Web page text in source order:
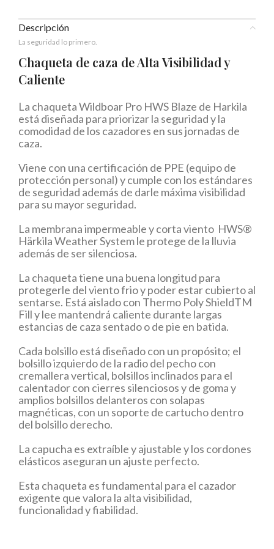
Descripción
La seguridad lo primero.
Chaqueta de caza de Alta Visibilidad y
Caliente
La chaqueta Wildboar Pro HWS Blaze de Harkila
está diseñada para priorizar la seguridad y la
comodidad de los cazadores en sus jornadas de
caza.
Viene con una certificación de PPE (equipo de
protección personal) y cumple con los estándares
de seguridad además de darle máxima visibilidad
para su mayor seguridad.
La membrana impermeable y corta viento HWS®
Härkila Weather System le protege de la lluvia
además de ser silenciosa.
La chaqueta tiene una buena longitud para
protegerle del viento frio y poder estar cubierto al
sentarse. Está aislado con Thermo Poly ShieldTM
Fill y lee mantendrá caliente durante largas
estancias de caza sentado o de pie en batida.
Cada bolsillo está diseñado con un propósito; el
bolsillo izquierdo de la radio del pecho con
cremallera vertical, bolsillos inclinados para el
calentador con cierres silenciosos y de goma y
amplios bolsillos delanteros con solapas
magnéticas, con un soporte de cartucho dentro
del bolsillo derecho.
La capucha es extraíble y ajustable y los cordones
elásticos aseguran un ajuste perfecto.
Esta chaqueta es fundamental para el cazador
exigente que valora la alta visibilidad,
funcionalidad y fiabilidad.